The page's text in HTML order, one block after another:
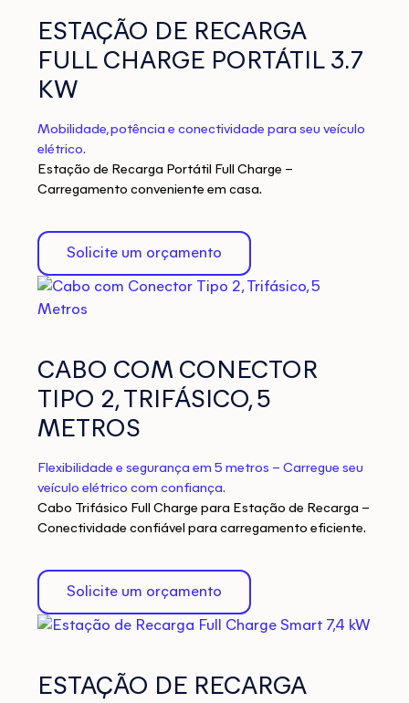
ESTAÇÃO DE RECARGA
FULL CHARGE PORTÁTIL 3.7
KW
Mobilidade, potência e conectividade para seu veículo
elétrico.
Estação de Recarga Portátil Full Charge –
Carregamento conveniente em casa.
Solicite um orçamento
CABO COM CONECTOR
TIPO 2, TRIFÁSICO, 5
METROS
Flexibilidade e segurança em 5 metros – Carregue seu
veículo elétrico com confiança.
Cabo Trifásico Full Charge para Estação de Recarga –
Conectividade confiável para carregamento eficiente.
Solicite um orçamento
ESTAÇÃO DE RECARGA